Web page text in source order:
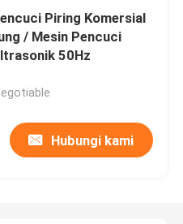
Piring Komersial
/ Mesin Pencuci
50Hz
Hubungi kami
ODM Mesin Pencuci Piring Undercounter Komersial Suhu Tinggi 380V Jenis Tudung